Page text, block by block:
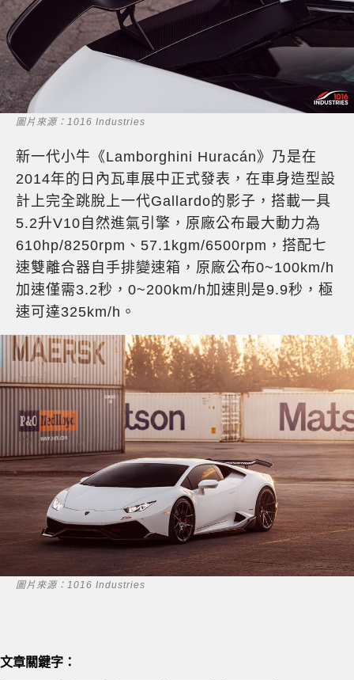
圖片來源：1016 Industries
新一代小牛《Lamborghini Huracán》乃是在
2014年的日內瓦車展中正式發表，在車身造型設
計上完全跳脫上一代Gallardo的影子，搭載一具
5.2升V10自然進氣引擎，原廠公布最大動力為
610hp/8250rpm、57.1kgm/6500rpm，搭配七
速雙離合器自手排變速箱，原廠公布0~100km/h
加速僅需3.2秒，0~200km/h加速則是9.9秒，極
速可達325km/h。
圖片來源：1016 Industries
文章關鍵字：